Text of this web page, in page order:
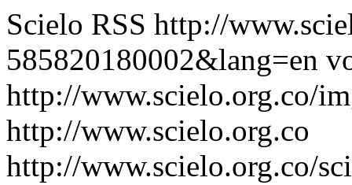
Scielo RSS http://
585820180002&lang=en
http://www.scielo.org.co/
http://www.scielo.org.co
http://www.scielo.org.co/